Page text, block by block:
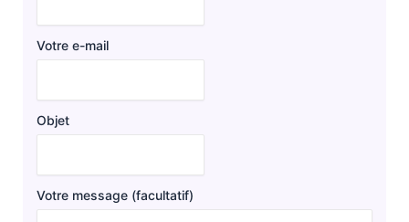
Votre e-mail
Objet
Votre message (facultatif)